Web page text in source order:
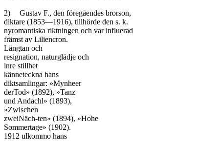
2)	Gustav F., den föregåendes brorson,
diktare (1853—1916), tillhörde den s. k.
nyromantiska riktningen och var influerad
främst av Liliencron.
Längtan och
resignation, naturglädje och
inre stillhet
känneteckna hans
diktsamlingar: »Mynheer
derTod» (1892), »Tanz
und Andachl» (1893),
»Zwischen
zweiNäch-ten» (1894), »Hohe
Sommertage» (1902).
1912 ulkommo hans